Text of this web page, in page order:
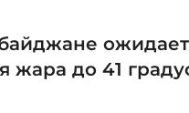
жара до 41